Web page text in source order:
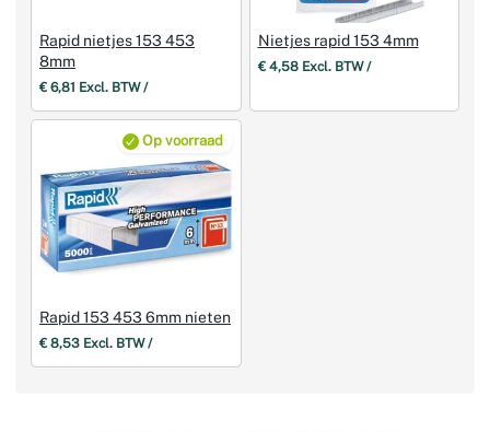
Rapid nietjes 153 453
8mm
€ 6,81 Excl. BTW /
Nietjes rapid 153 4mm
€ 4,58 Excl. BTW /
Op voorraad
Rapid 153 453 6mm nieten
€ 8,53 Excl. BTW /